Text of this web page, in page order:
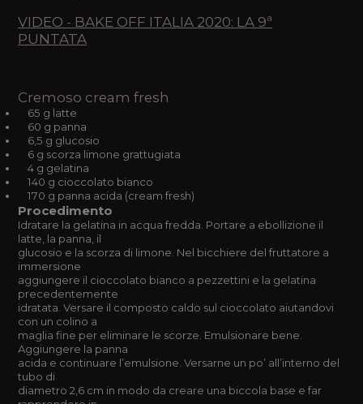
VIDEO - BAKE OFF ITALIA 2020: LA 9ª
PUNTATA
Cremoso cream fresh
65 g latte
60 g panna
6,5 g glucosio
6 g scorza limone grattugiata
4 g gelatina
140 g cioccolato bianco
170 g panna acida (cream fresh)
Procedimento
Idratare la gelatina in acqua fredda. Portare a ebollizione il
latte, la panna, il
glucosio e la scorza di limone. Nel bicchiere del fruttatore a
immersione
aggiungere il cioccolato bianco a pezzettini e la gelatina
precedentemente
idratata. Versare il composto caldo sul cioccolato aiutandovi
con un colino a
maglia fine per eliminare le scorze. Emulsionare bene.
Aggiungere la panna
acida e continuare l’emulsione. Versarne un po’ all’interno del
tubo di
diametro 2,6 cm in modo da creare una biccola base e far